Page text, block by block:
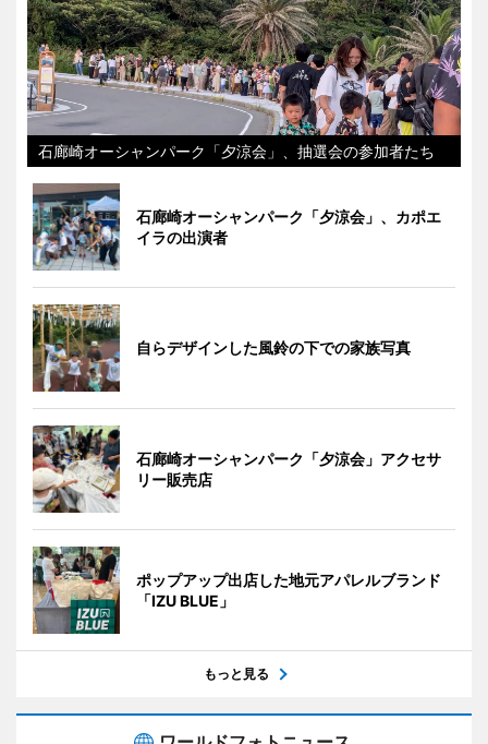
石廊崎オーシャンパーク「夕涼会」、抽選会の参加者たち
石廊崎オーシャンパーク「夕涼会」、カポエ
イラの出演者
自らデザインした風鈴の下での家族写真
石廊崎オーシャンパーク「夕涼会」アクセサ
リー販売店
ポップアップ出店した地元アパレルブランド
「IZU BLUE」
もっと見る